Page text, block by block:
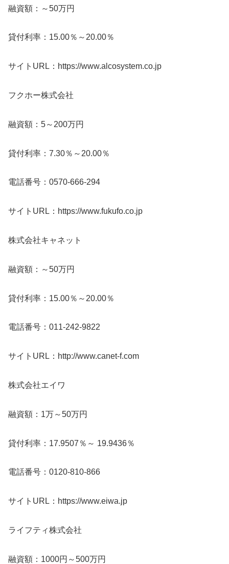
融資額：～50万円
貸付利率：15.00％～20.00％
サイトURL：https://www.alcosystem.co.jp
フクホー株式会社
融資額：5～200万円
貸付利率：7.30％～20.00％
電話番号：0570-666-294
サイトURL：https://www.fukufo.co.jp
株式会社キャネット
融資額：～50万円
貸付利率：15.00％～20.00％
電話番号：011-242-9822
サイトURL：http://www.canet-f.com
株式会社エイワ
融資額：1万～50万円
貸付利率：17.9507％～ 19.9436％
電話番号：0120-810-866
サイトURL：https://www.eiwa.jp
ライフティ株式会社
融資額：1000円～500万円